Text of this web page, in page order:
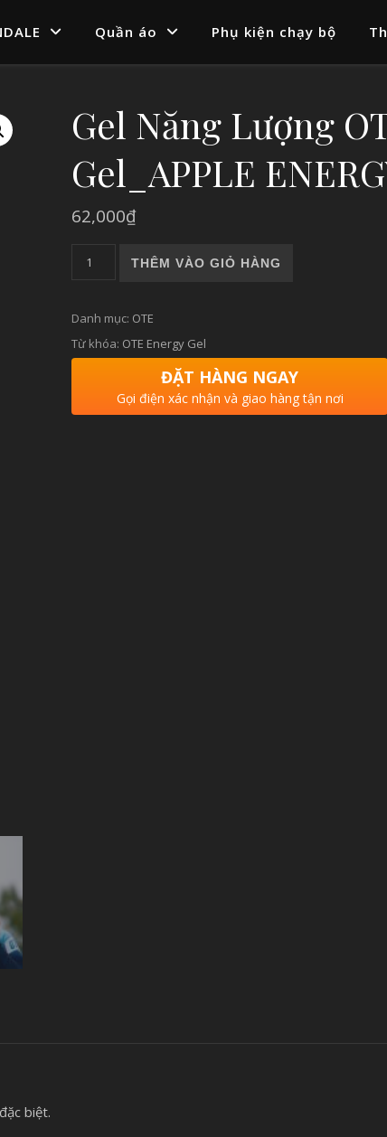
Quần áo Phụ kiện chạy bộ
Gel Năng Lượng
Gel_APPLE
62,000₫
Gel Năng Lượng OTE Energy Gel_APPLE ENERGY
THÊM VÀO GIỎ HÀNG
Danh mục: OTE
Từ khóa: OTE Energy Gel
ĐẶT HÀNG NGAY
Gọi điện xác nhận và giao hàng tận nơi
biệt.